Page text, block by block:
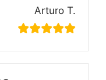
Arturo T.